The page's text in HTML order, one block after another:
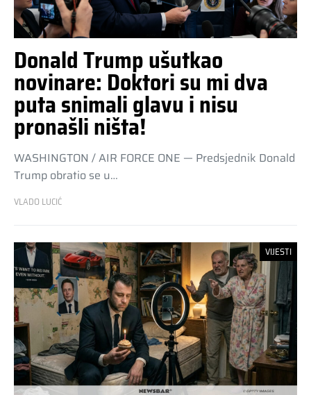
Donald Trump ušutkao
novinare: Doktori su mi dva
puta snimali glavu i nisu
pronašli ništa!
WASHINGTON / AIR FORCE ONE — Predsjednik Donald
Trump obratio se u…
VLADO LUCIĆ
VIJESTI